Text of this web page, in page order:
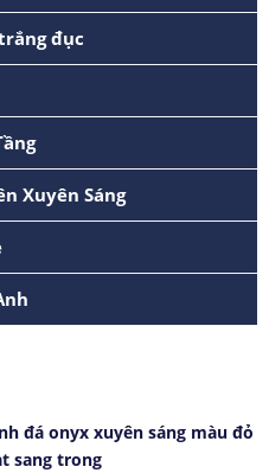
đục
Xuyên Sáng
đá onyx xuyên sáng màu đỏ
sang trong